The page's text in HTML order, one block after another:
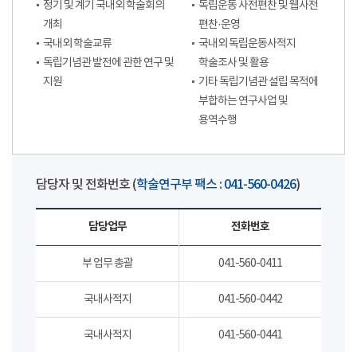
정기 및 계기 국내외 학술회의
개최
국내외 학술교류
독립기념관 발전에 관한 연구 및
지원
독립운동 사전편찬 및 웹사전
편찬·운영
국내외 독립운동사적지
학술조사 및 활용
기타 독립기념관 설립 목적에
부합하는 연구사업 및
용역수행
담당자 및 전화번호 (학술연구부 팩스 : 041-560-0426)
담당업무 전화번호
부 업무 총괄 041-560-0411
국내사적지 041-560-0442
국내사적지 041-560-0441